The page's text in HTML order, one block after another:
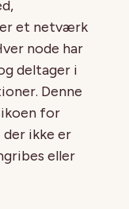
et netværk
node har
deltager i
Denne
for
ikke er
eller